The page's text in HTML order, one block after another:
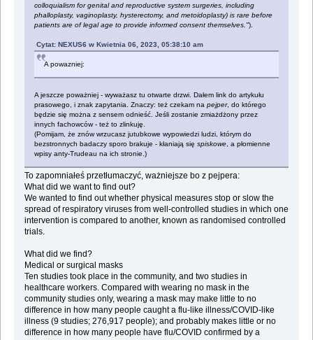
colloquialism for genital and reproductive system surgeries, including
phalloplasty, vaginoplasty, hysterectomy, and metoidoplasty) is rare before
patients are of legal age to provide informed consent themselves.").
Cytat: NEXUS6 w Kwietnia 06, 2023, 05:38:10 am
A powazniej:
A jeszcze poważniej - wyważasz tu otwarte drzwi. Dałem link do artykułu
prasowego, i znak zapytania. Znaczy: też czekam na pejper, do którego
będzie się można z sensem odnieść. Jeśli zostanie zmiażdżony przez
innych fachowców - też to zlinkuję.
(Pomijam, że znów wrzucasz jutubkowe wypowiedzi ludzi, którym do
bezstronnych badaczy sporo brakuje - kłaniają się spiskowe, a płomienne
wpisy anty-Trudeau na ich stronie.)
To zapomniałeś przetłumaczyć, ważniejsze bo z pejpera:
What did we want to find out?
We wanted to find out whether physical measures stop or slow the
spread of respiratory viruses from well‐controlled studies in which one
intervention is compared to another, known as randomised controlled
trials.
What did we find?
Medical or surgical masks
Ten studies took place in the community, and two studies in
healthcare workers. Compared with wearing no mask in the
community studies only, wearing a mask may make little to no
difference in how many people caught a flu‐like illness/COVID‐like
illness (9 studies; 276,917 people); and probably makes little or no
difference in how many people have flu/COVID confirmed by a